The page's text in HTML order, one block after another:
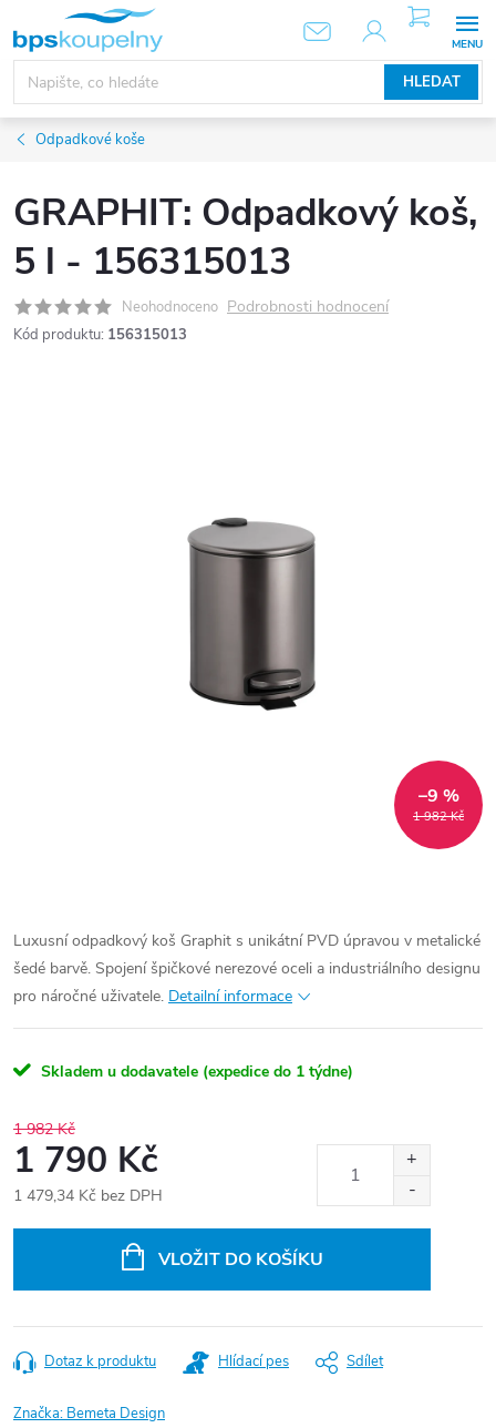
obsah
HLEDAT
NÁKUPNÍ
KOŠÍK
Odpadkové koše
GRAPHIT: Odpadkový koš,
5 l - 156315013
Neohodnoceno Podrobnosti hodnocení
Kód produktu: 156315013
1 982 Kč
–9 %
Luxusní odpadkový koš Graphit s unikátní PVD úpravou v metalické
šedé barvě. Spojení špičkové nerezové oceli a industriálního designu
pro náročné uživatele. Detailní informace
Skladem u dodavatele (expedice do 1 týdne)
1 982 Kč
1 790 Kč
1 479,34 Kč bez DPH
VLOŽIT DO KOŠÍKU
Dotaz k produktu Hlídací pes Sdílet
Značka: Bemeta Design